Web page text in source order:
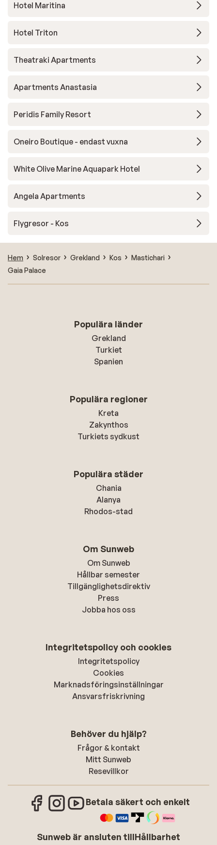
Hotel Maritina
Hotel Triton
Theatraki Apartments
Apartments Anastasia
Peridis Family Resort
Oneiro Boutique - endast vuxna
White Olive Marine Aquapark Hotel
Angela Apartments
Flygresor - Kos
Hem Solresor Grekland Kos
Mastichari
Gaia Palace
Populära länder
Grekland
Turkiet
Spanien
Populära regioner
Kreta
Zakynthos
Turkiets sydkust
Populära städer
Chania
Alanya
Rhodos-stad
Om Sunweb
Om Sunweb
Hållbar semester
Tillgänglighetsdirektiv
Press
Jobba hos oss
Integritetspolicy och cookies
Integritetspolicy
Cookies
Marknadsföringsinställningar
Ansvarsfriskrivning
Behöver du hjälp?
Frågor & kontakt
Mitt Sunweb
Resevillkor
Betala säkert och enkelt
Sunweb är ansluten tillHållbarhet